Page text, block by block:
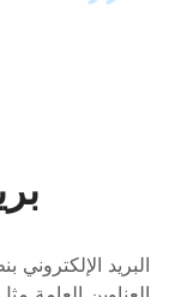
البريد